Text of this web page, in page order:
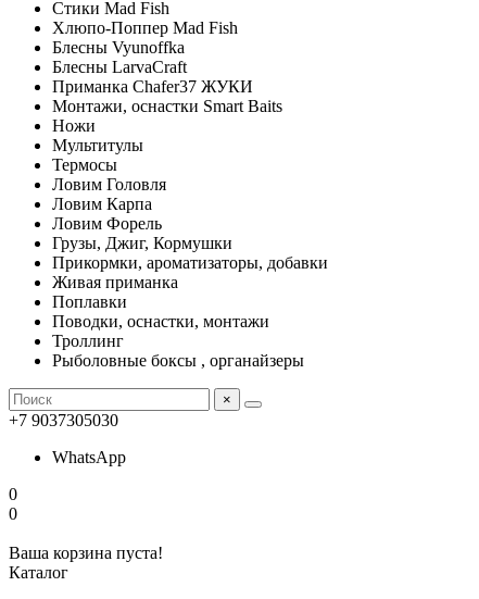
Стики Mad Fish
Хлюпо-Поппер Mad Fish
Блесны Vyunoffka
Блесны LarvaCraft
Приманка Chafer37 ЖУКИ
Монтажи, оснастки Smart Baits
Ножи
Мультитулы
Термосы
Ловим Головля
Ловим Карпа
Ловим Форель
Грузы, Джиг, Кормушки
Прикормки, ароматизаторы, добавки
Живая приманка
Поплавки
Поводки, оснастки, монтажи
Троллинг
Рыболовные боксы , органайзеры
×
+7 9037305030
WhatsApp
0
0
Ваша корзина пуста!
Каталог